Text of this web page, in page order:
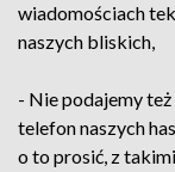
wiadomościach
naszych bliskich,
- Nie podajemy
telefon naszych
o to prosić, z